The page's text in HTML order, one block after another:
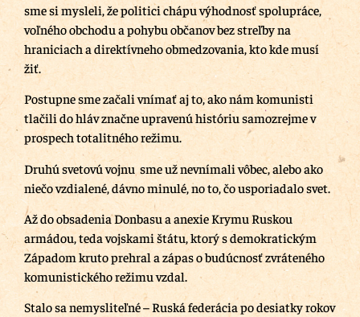
sme si mysleli, že politici chápu výhodnosť spolupráce,
voľného obchodu a pohybu občanov bez streľby na
hraniciach a direktívneho obmedzovania, kto kde musí
žiť.
Postupne sme začali vnímať aj to, ako nám komunisti
tlačili do hláv značne upravenú históriu samozrejme v
prospech totalitného režimu.
Druhú svetovú vojnu sme už nevnímali vôbec, alebo ako
niečo vzdialené, dávno minulé, no to, čo usporiadalo svet.
Až do obsadenia Donbasu a anexie Krymu Ruskou
armádou, teda vojskami štátu, ktorý s demokratickým
Západom kruto prehral a zápas o budúcnosť zvráteného
komunistického režimu vzdal.
Stalo sa nemysliteľné – Ruská federácia po desiatky rokov